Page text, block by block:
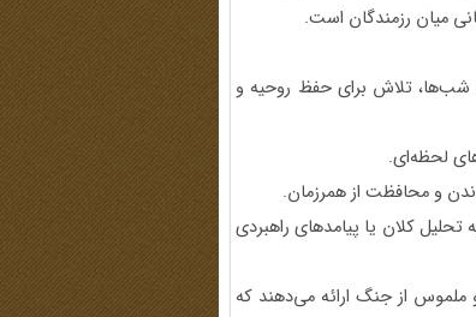
میان رزمندگان است.
تلاش برای حفظ روحیه و
لحظه‌ای.
و محافظت از همرزمان.
کلان یا پیامدهای راهبردی
ملموس از جنگ ارائه می‌دهند که